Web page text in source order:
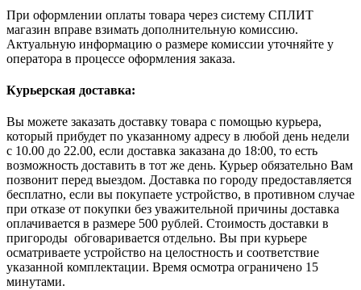
При оформлении оплаты товара через систему СПЛИТ
магазин вправе взимать дополнительную комиссию.
Актуальную информацию о размере комиссии уточняйте у
оператора в процессе оформления заказа.
Курьерская доставка:
Вы можете заказать доставку товара с помощью курьера,
который прибудет по указанному адресу в любой день недели
с 10.00 до 22.00, если доставка заказана до 18:00, то есть
возможность доставить в тот же день. Курьер обязательно Вам
позвонит перед выездом. Доставка по городу предоставляется
бесплатно, если вы покупаете устройство, в противном случае
при отказе от покупки без уважительной причины доставка
оплачивается в размере 500 рублей. Стоимость доставки в
пригороды обговаривается отдельно. Вы при курьере
осматриваете устройство на целостность и соответствие
указанной комплектации. Время осмотра ограничено 15
минутами.